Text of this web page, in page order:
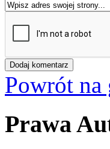
Powrót na
Prawa